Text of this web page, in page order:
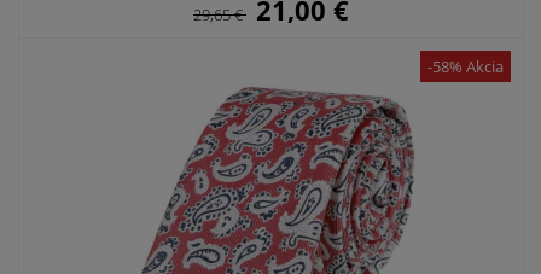
29,65€ 21,00 €
-58% Akcia